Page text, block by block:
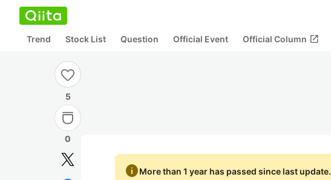
Trend Stock List Question Official Event Official Column open_in_new
5
0
infoMore than 1 year has passed since last update.